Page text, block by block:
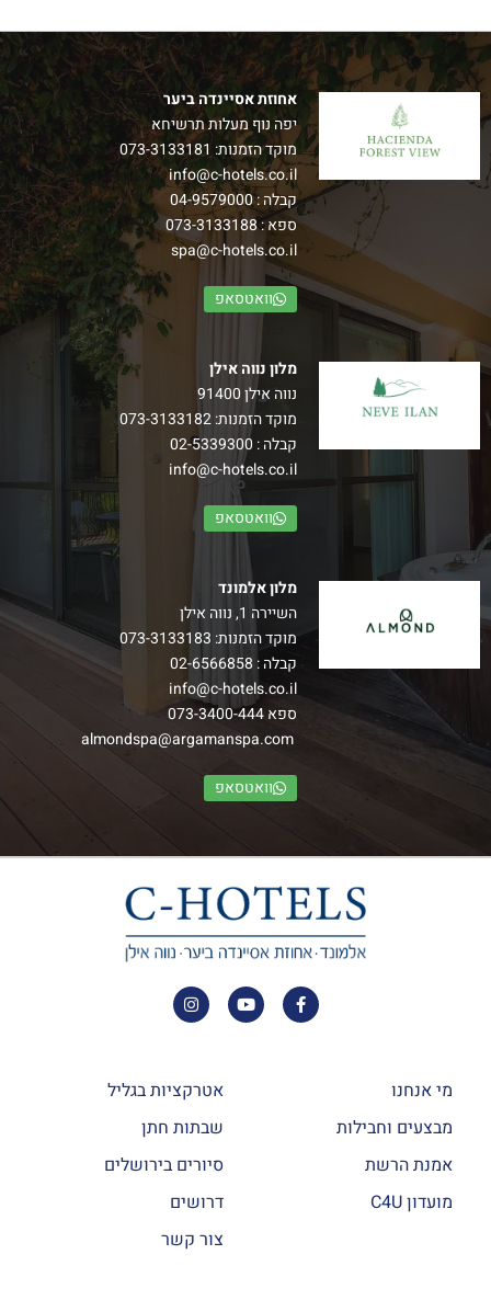
אחוזת אסיינדה ביער
יפה נוף מעלות תרשיחא
מוקד הזמנות: 073-3133181
info@c-hotels.co.il
קבלה :04-9579000
ספא :073-3133188
spa@c-hotels.co.il
וואטסאפ
מלון נווה אילן
נווה אילן 91400
מוקד הזמנות:073-3133182
קבלה : 02-5339300
info@c-hotels.co.il
וואטסאפ
מלון אלמונד
השיירה 1, נווה אילן
מוקד הזמנות: 073-3133183
קבלה : 02-6566858
info@c-hotels.co.il
ספא073-3400-444
almondspa@argamanspa.com
וואטסאפ
מי אנחנו
מבצעים וחבילות
אמנת הרשת
מועדון C4U
אטרקציות בגליל
שבתות חתן
סיורים בירושלים
דרושים
צור קשר